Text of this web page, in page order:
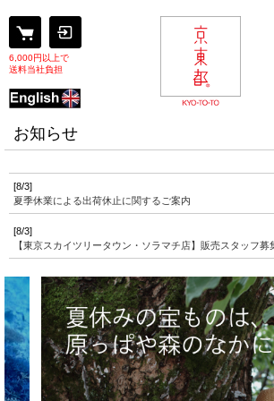
6,000円以上で
送料当社負担
お知らせ
[8/3]
夏季休業による出荷休止に関するご案内
[8/3]
【東京スカイツリータウン・ソラマチ店】販売スタッフ募